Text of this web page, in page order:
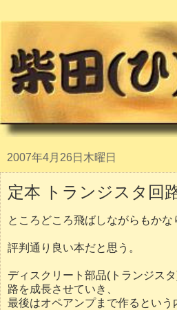
2007年4月26日木曜日
定本 トランジスタ回
ところどころ飛ばしながらもかな
評判通り良い本だと思う。
ディスクリート部品(トランジス
路を成長させていき、
最後はオペアンプまで作るという